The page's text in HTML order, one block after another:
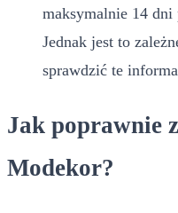
maksymalnie 14 dni
Jednak jest to
sprawdzić te
Jak poprawnie
Modekor?